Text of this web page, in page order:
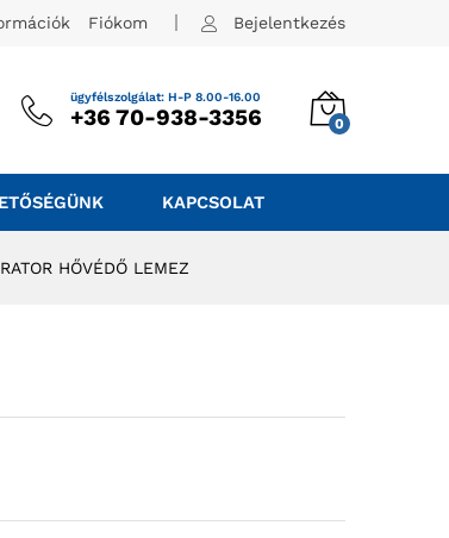
Fiókom Bejelentkezés
ügyfélszolgálat: H-P 8.00-16.00
+36 70-938-3356 0
KAPCSOLAT
HŐVÉDŐ LEMEZ